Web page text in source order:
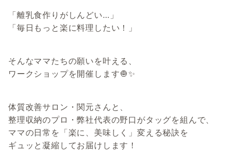
「離乳食作りがしんどい…」
「毎日もっと楽に料理したい！」
そんなママたちの願いを叶える、
ワークショップを開催します🧅✨
体質改善サロン・関元さんと、
整理収納のプロ・弊社代表の野口がタッグを組んで、
ママの日常を「楽に、美味しく」変える秘訣を
ギュッと凝縮してお届けします！